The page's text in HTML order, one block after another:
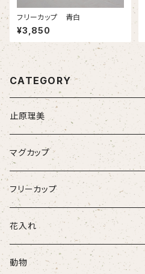
フリーカップ 青白
¥3,850
CATEGORY
止原理美
マグカップ
フリーカップ
花入れ
動物